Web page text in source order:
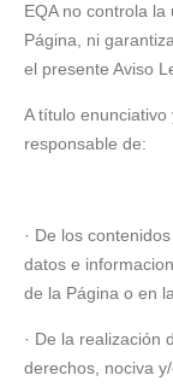
EQA no controla
Página, ni
el presente Aviso
A título
responsable de:
· De los
datos e
de la Página o en
· De la realización
derechos, nociva